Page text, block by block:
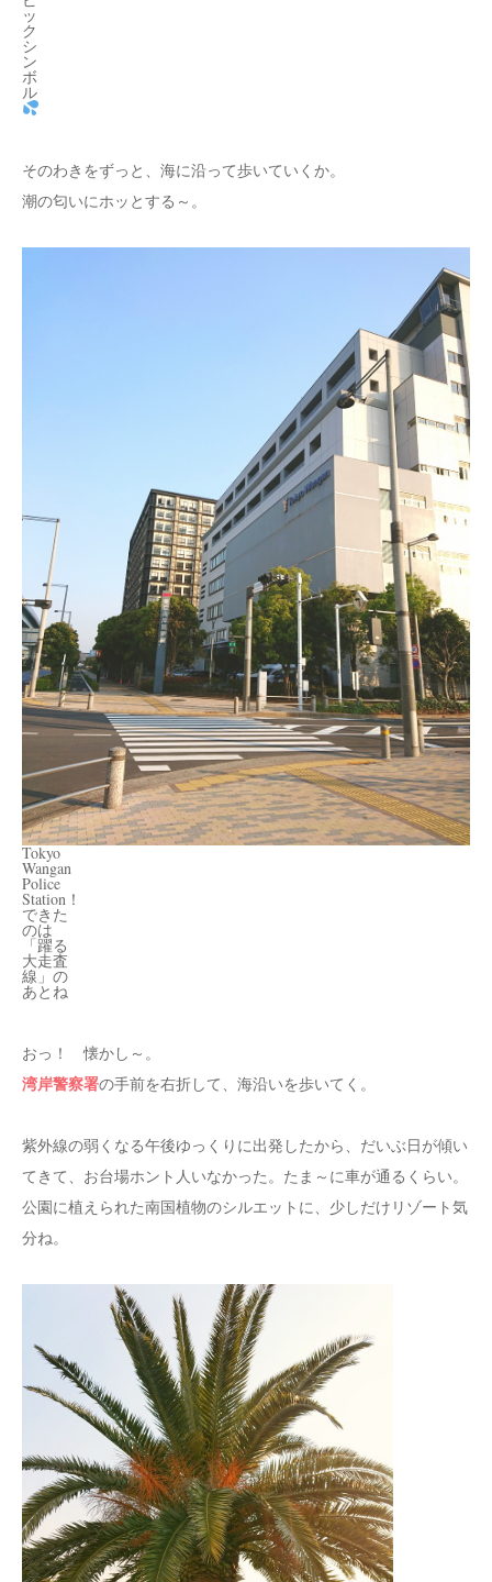
ッ
ク
シ
ン
ボ
ル
そのわきをずっと、海に沿って歩いていくか。
潮の匂いにホッとする～。
Tokyo
Wangan
Police
Station！
できた
のは
「躍る
大走査
線」の
あとね
おっ！ 懐かし～。
湾岸警察署の手前を右折して、海沿いを歩いてく。
紫外線の弱くなる午後ゆっくりに出発したから、だいぶ日が傾い
てきて、お台場ホント人いなかった。たま～に車が通るくらい。
公園に植えられた南国植物のシルエットに、少しだけリゾート気
分ね。